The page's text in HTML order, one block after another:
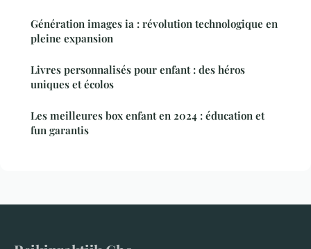
Génération images ia : révolution technologique en
pleine expansion
Livres personnalisés pour enfant : des héros
uniques et écolos
Les meilleures box enfant en 2024 : éducation et
fun garantis